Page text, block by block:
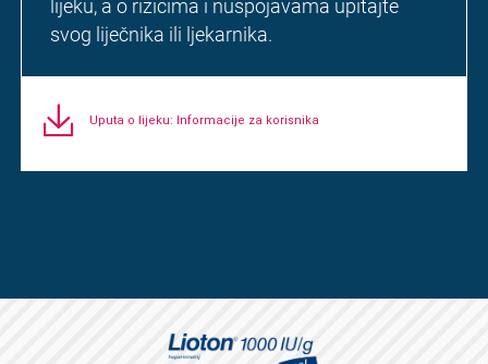
svog liječnika ili ljekarnika.
Uputa o lijeku: Informacije za korisnika